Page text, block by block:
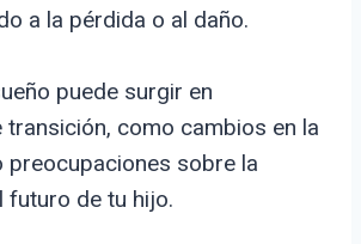
a la pérdida o al daño.
puede surgir en
transición, como cambios en la
preocupaciones sobre la
futuro de tu hijo.